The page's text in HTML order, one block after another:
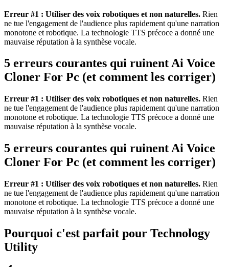
Erreur #1 : Utiliser des voix robotiques et non naturelles. Rien
ne tue l'engagement de l'audience plus rapidement qu'une narration
monotone et robotique. La technologie TTS précoce a donné une
mauvaise réputation à la synthèse vocale.
5 erreurs courantes qui ruinent Ai Voice
Cloner For Pc (et comment les corriger)
Erreur #1 : Utiliser des voix robotiques et non naturelles. Rien
ne tue l'engagement de l'audience plus rapidement qu'une narration
monotone et robotique. La technologie TTS précoce a donné une
mauvaise réputation à la synthèse vocale.
5 erreurs courantes qui ruinent Ai Voice
Cloner For Pc (et comment les corriger)
Erreur #1 : Utiliser des voix robotiques et non naturelles. Rien
ne tue l'engagement de l'audience plus rapidement qu'une narration
monotone et robotique. La technologie TTS précoce a donné une
mauvaise réputation à la synthèse vocale.
Pourquoi c'est parfait pour Technology
Utility